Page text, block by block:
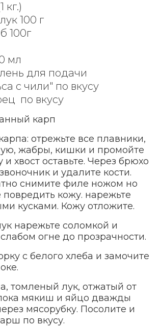
кг.)
100 г
100г
мл
для подачи
с чили" по вкусу
по вкусу
отрежьте все плавники,
жабры, кишки и промойте
и хвост оставьте. Через брюхо
и удалите кости.
снимите филе ножом но
повредить кожу. нарежьте
кусками. Кожу отложите.
нарежьте соломкой и
огне до прозрачности.
с белого хлеба и замочите
томленый лук, отжатый от
мякиш и яйцо дважды
мясорубку. Посолите и
по вкусу.